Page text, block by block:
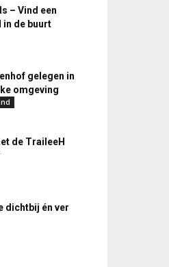
– Vind een
in de buurt
gelegen in
omgeving
de TraileeH
dichtbij én ver